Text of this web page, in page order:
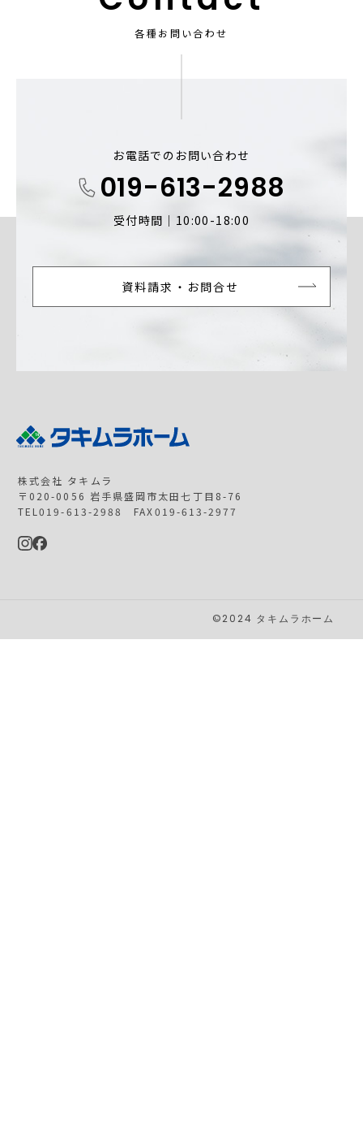
各種お問い合わせ
お電話でのお問い合わせ
019-613-2988
受付時間｜10:00-18:00
資料請求・お問合せ
株式会社 タキムラ
〒020-0056 岩手県盛岡市太田七丁目8-76
TEL019-613-2988 FAX019-613-2977
©2024 タキムラホーム